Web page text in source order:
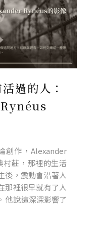
過的人：
創作，Alexander
村莊，那裡的生活
後，震動會沿著人
那裡很早就有了人
他說這深深影響了